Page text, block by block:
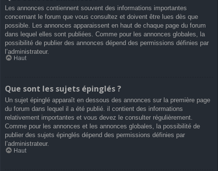
Les annonces contiennent souvent des informations importantes
concernant le forum que vous consultez et doivent être lues dès que
possible. Les annonces apparaissent en haut de chaque page du forum
dans lequel elles sont publiées. Comme pour les annonces globales, la
possibilité de publier des annonces dépend des permissions définies par
l’administrateur.
Haut
Que sont les sujets épinglés ?
Un sujet épinglé apparaît en dessous des annonces sur la première page
du forum dans lequel il a été publié. il contient des informations
relativement importantes et vous devez le consulter régulièrement.
Comme pour les annonces et les annonces globales, la possibilité de
publier des sujets épinglés dépend des permissions définies par
l’administrateur.
Haut